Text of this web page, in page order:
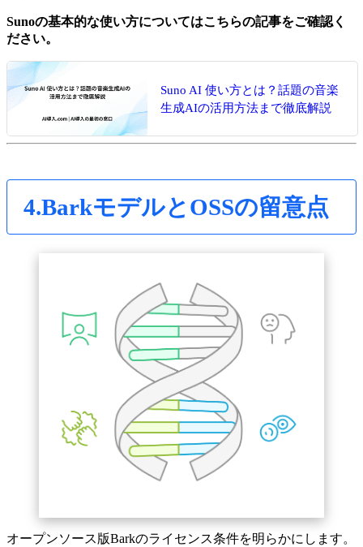
Sunoの基本的な使い方についてはこちらの記事をご確認く
ださい。
Suno AI 使い方とは？話題の音楽
生成AIの活用方法まで徹底解説
4.BarkモデルとOSSの留意点
オープンソース版Barkのライセンス条件を明らかにします。